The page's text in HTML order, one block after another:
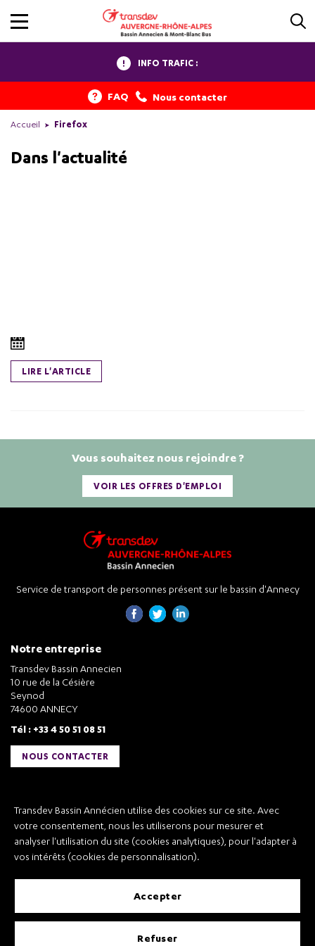
Transdev Bassin Annécien utilise des cookies sur ce site. Avec
votre consentement, nous les utiliserons pour mesurer et
analyser l'utilisation du site (cookies analytiques), pour l'adapter à
vos intérêts (cookies de personnalisation).
accepter
refuser
INFO TRAFIC :
FAQ Nous contacter
Accueil Firefox
Dans l'actualité
LIRE L'ARTICLE
Vous souhaitez nous rejoindre ?
VOIR LES OFFRES D'EMPLOI
Service de transport de personnes présent sur le bassin d'Annecy
Notre entreprise
Transdev Bassin Annecien
10 rue de la Césière
Seynod
74600 ANNECY
Tél : +33 4 50 51 08 51
NOUS CONTACTER
Transdev Bassin Annécien
Recrutement
Conditions Générales de Vente et Transport